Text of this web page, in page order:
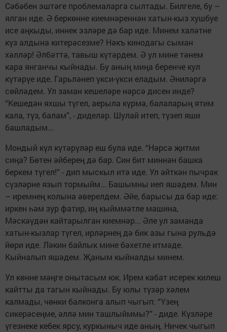
Сәбәбен эштәге проблемаларга сылтады. Билгеле, бу –
ялган иде. Ә беркөнне киемнәреннән хатын-кыз хушбуе
исе аңкыды, иннек эзләре дә бар иде. Минем халәтне
күз алдына китерәсезме? Нәкъ кинодагы сыман
хәлләр! Әлбәттә, тавыш күтәрдем. Ә ул мине тәнем
кара янганчы кыйнады. Бу аның миңа беренче кул
күтәрүе иде. Гарьләнеп үкси-үкси еладым. Әниләргә
сөйләдем. Ул заман кешеләре нәрсә дисен инде?
“Кешедән яхшы түгел, аерыла күрмә, балаларың ятим
кала, түз, балам”, - диделәр. Шулай итеп, түзеп яши
башладым...
Мондый күл күтәрүләр еш була иде. “Нәрсә җитми
сиңа? Бөтен әйберең дә бар. Син бит миннән башка
беркем түгел!” - дип мыскыл итә иде. Ул әйткән пычрак
сүзләрне язып тормыйм... Башымны иеп яшәдем. Мин
– иремнең колына әверелдем. Әйе, барысы да бар иде:
иркен һәм зур фатир, иң кыйммәтле машина,
Мәскәүдән кайтарылган киемнәр... Әле ул заманда
хатын-кызлар түгел, ирләрнең дә бик азы гына рульдә
йөри иде. Ләкин байлык мине бәхетле итмәде.
Кыйналып яшәдем. Җаным кыйналды минем.
Ул көнне мәңге онытасым юк. Ирем кабат исерек килеш
кайтты да тагын кыйнады. Бу юлы түзәр хәлем
калмады, чөнки балконга алып чыгып: “Үзең
сикерәсеңме, әллә мин ташлыйммы?” - диде. Күзләре
үгезнеке кебек ярсу, куркыныч иде аның. Ничек чыгып